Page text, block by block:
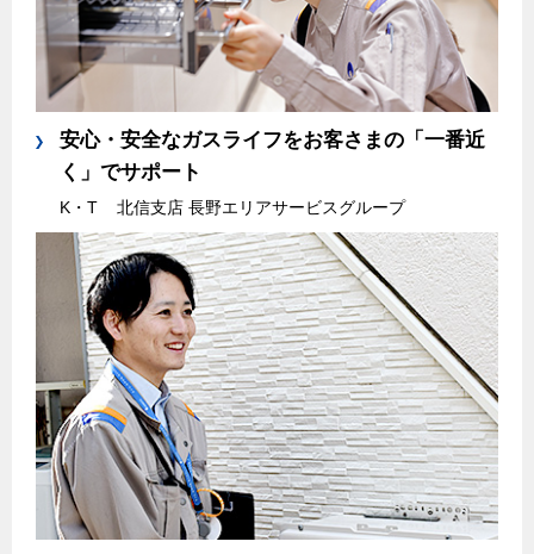
安心・安全なガスライフをお客さまの「一番近
く」でサポート
K・T 北信支店 ⾧野エリアサービスグループ